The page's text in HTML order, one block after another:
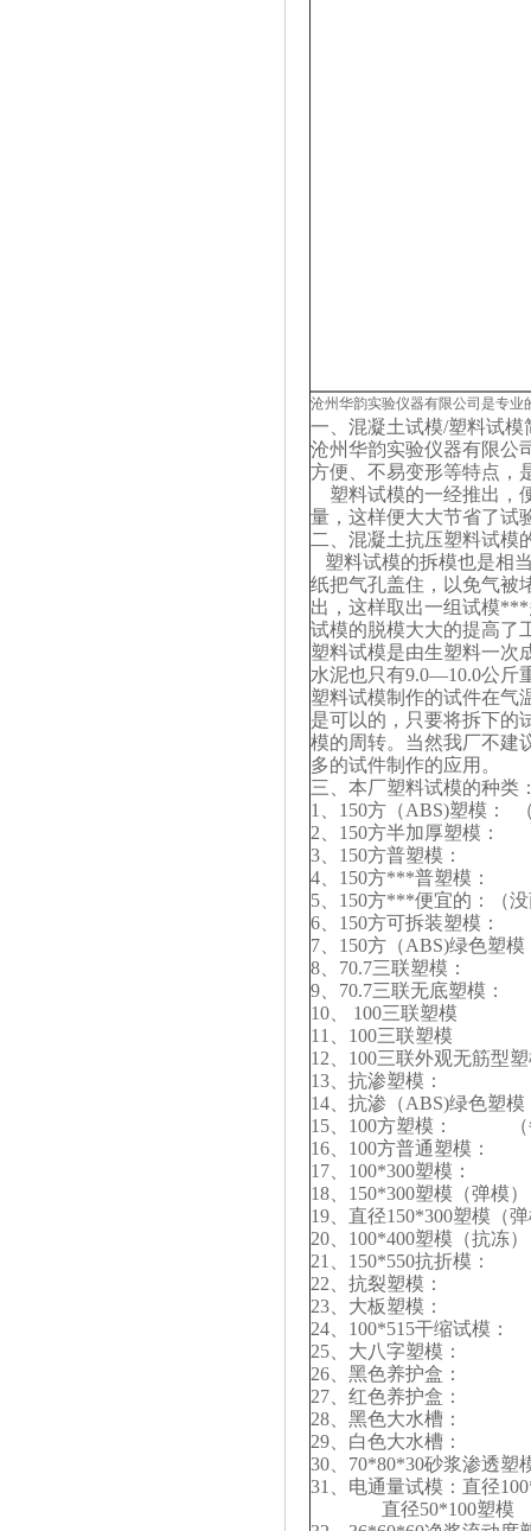
沧州华韵实验仪器有限公司是专
一、混凝土试模/塑料试
沧州华韵实验仪器有限公
方便、不易变形等特点，
塑料试模的一经推出，
量，这样便大大节省了试
二、混凝土抗压塑料试模
塑料试模的拆模也是相
纸把气孔盖住，以免气被
出，这样取出一组试模
试模的脱模大大的提高了
塑料试模是由生塑料一次
水泥也只有9.0—10.0公斤
塑料试模制作的试件在气
是可以的，只要将拆下的
模的周转。当然我厂不建
多的试件制作的应用。
三、本厂塑料试模的种类
1、150方（ABS)塑模：
2、150方半加厚塑模
3、150方普塑模： （
4、150方***普塑模：
5、150方***便宜的：（
6、150方可拆装塑模
7、150方（ABS)绿色塑
8、70.7三联塑模：
9、70.7三联无底塑模
10、 100三联塑模
11、100三联塑模 （
12、100三联外观无筋
13、抗渗塑模： （
14、抗渗（ABS)绿色
15、100方塑模： （
16、100方普通塑模：
17、100*300塑模：
18、150*300塑模（弹
19、直径150*300塑模（
20、100*400塑模（抗
21、150*550抗折模
22、抗裂塑模： （
23、大板塑模： （
24、100*515干缩试模
25、大八字塑模：
26、黑色养护盒：
27、红色养护盒：
28、黑色大水槽：
29、白色大水槽：
30、70*80*30砂浆渗透
31、电通量试模：直径
直径50*100塑模